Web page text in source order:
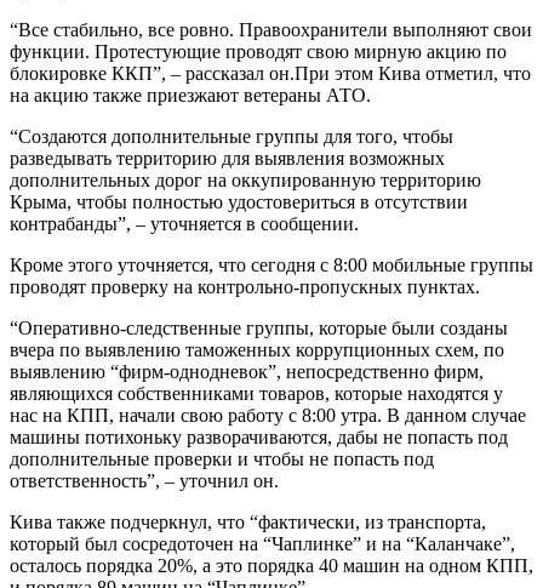
“Все стабильно, все ровно. Правоохранители выполняют свои
функции. Протестующие проводят свою мирную акцию по
блокировке ККП”, – рассказал он.При этом Кива отметил, что
на акцию также приезжают ветераны АТО.
“Создаются дополнительные группы для того, чтобы
разведывать территорию для выявления возможных
дополнительных дорог на оккупированную территорию
Крыма, чтобы полностью удостовериться в отсутствии
контрабанды”, – уточняется в сообщении.
Кроме этого уточняется, что сегодня с 8:00 мобильные группы
проводят проверку на контрольно-пропускных пунктах.
“Оперативно-следственные группы, которые были созданы
вчера по выявлению таможенных коррупционных схем, по
выявлению “фирм-однодневок”, непосредственно фирм,
являющихся собственниками товаров, которые находятся у
нас на КПП, начали свою работу с 8:00 утра. В данном случае
машины потихоньку разворачиваются, дабы не попасть под
дополнительные проверки и чтобы не попасть под
ответственность”, – уточнил он.
Кива также подчеркнул, что “фактически, из транспорта,
который был сосредоточен на “Чаплинке” и на “Каланчаке”,
осталось порядка 20%, а это порядка 40 машин на одном КПП,